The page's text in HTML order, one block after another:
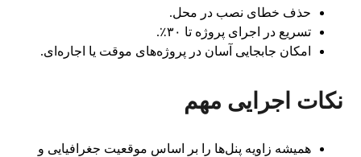
حذف خطای نصب در محل.
تسریع در اجرای پروژه تا ۳۰٪.
امکان جابجایی آسان در پروژه‌های موقت یا اجاره‌ای.
نکات اجرایی مهم
همیشه زاویه پنل‌ها را بر اساس موقعیت جغرافیایی و